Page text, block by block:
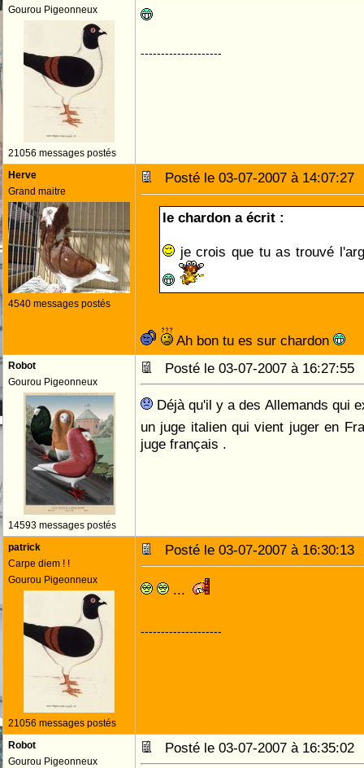
Gourou Pigeonneux
21056 messages postés
--------------------
Herve
Grand maitre
4540 messages postés
Posté le 03-07-2007 à
le chardon a écrit :
je crois que tu as trouvé
Ah bon tu es sur chardon
Robot
Gourou Pigeonneux
14593 messages postés
Posté le 03-07-2007 à
Déjà qu'il y a des Allemands qui
un juge italien qui vient juger en
juge français .
patrick
Carpe diem ! !
Gourou Pigeonneux
21056 messages postés
Posté le 03-07-2007 à
...
--------------------
Robot
Gourou Pigeonneux
Posté le 03-07-2007 à